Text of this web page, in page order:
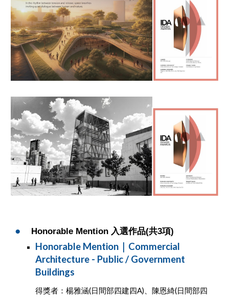
● Honorable Mention 入選作品(共3項)
Honorable Mention｜Commercial
Architecture - Public / Government
Buildings
得獎者：楊雅涵(日間部四建四A)、陳恩綺(日間部四